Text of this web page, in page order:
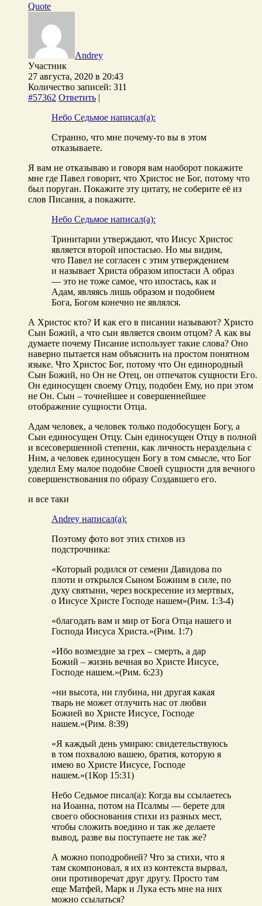
Quote
Andrey
Участник
27 августа, 2020 в 20:43
Количество записей: 311
#57362 Ответить |
Небо Седьмое написал(а):
Странно, что мне почему-то вы в этом
отказываете.
Я вам не отказываю и говоря вам наоборот покажите
мне где Павел говорит, что Христос не Бог, потому что
был поруган. Покажите эту цитату, не соберите её из
слов Писания, а покажите.
Небо Седьмое написал(а):
Тринитарии утверждают, что Иисус Христос
является второй ипостасью. Но мы видим,
что Павел не согласен с этим утверждением
и называет Христа образом ипостаси А образ
— это не тоже самое, что ипостась, как и
Адам, являясь лишь образом и подобием
Бога, Богом конечно не являлся.
А Христос кто? И как его в писании называют? Христо
Сын Божий, а что сын является своим отцом? А как вы
думаете почему Писание использует такие слова? Оно
наверно пытается нам объяснить на простом понятном
языке. Что Христос Бог, потому что Он единородный
Сын Божий, но Он не Отец, он отпечаток сущности Его.
Он единосущен своему Отцу, подобен Ему, но при этом
не Он. Сын – точнейшее и совершеннейшее
отображение сущности Отца.
Адам человек, а человек только подобосущен Богу, а
Сын единосущен Отцу. Сын единосущен Отцу в полной
и всесовершенной степени, как личность нераздельна с
Ним, а человек единосущен Богу в том смысле, что Бог
уделил Ему малое подобие Своей сущности для вечного
совершенствования по образу Создавшего его.
и все таки
Andrey написал(а):
Поэтому фото вот этих стихов из
подстрочника:
«Который родился от семени Давидова по
плоти и открылся Сыном Божиим в силе, по
духу святыни, через воскресение из мертвых,
о Иисусе Христе Господе нашем»(Рим. 1:3-4)
«благодать вам и мир от Бога Отца нашего и
Господа Иисуса Христа.»(Рим. 1:7)
«Ибо возмездие за грех – смерть, а дар
Божий – жизнь вечная во Христе Иисусе,
Господе нашем.»(Рим. 6:23)
«ни высота, ни глубина, ни другая какая
тварь не может отлучить нас от любви
Божией во Христе Иисусе, Господе
нашем.»(Рим. 8:39)
«Я каждый день умираю: свидетельствуюсь
в том похвалою вашею, братия, которую я
имею во Христе Иисусе, Господе
нашем.»(1Кор 15:31)
Небо Седьмое писал(а): Когда вы ссылаетесь
на Иоанна, потом на Псалмы — берете для
своего обоснования стихи из разных мест,
чтобы сложить воедино и так же делаете
вывод, разве вы поступаете не так же?
А можно поподробней? Что за стихи, что я
там скомпоновал, я их из контекста вырвал,
они противоречат друг другу. Просто там
еще Матфей, Марк и Лука есть мне на них
можно ссылаться?